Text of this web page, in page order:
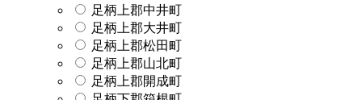
足柄上郡中井町
足柄上郡大井町
足柄上郡松田町
足柄上郡山北町
足柄上郡開成町